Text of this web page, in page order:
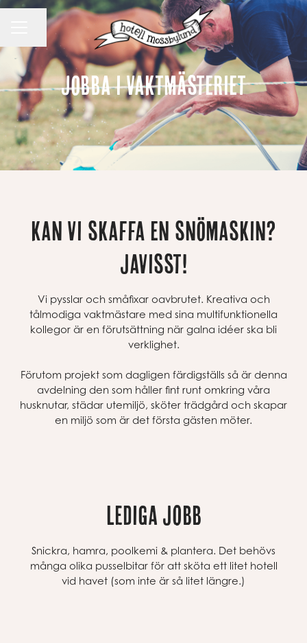
KARRIÄRMENY
Dela sidan
jobba i vaktmästeriet
kan vi skaffa en snömaskin?
Javisst!
Vi pysslar och småfixar oavbrutet. Kreativa och
tålmodiga vaktmästare med sina multifunktionella
kollegor är en förutsättning när galna idéer ska bli
verklighet.
Förutom projekt som dagligen färdigställs så är denna
avdelning den som håller fint runt omkring våra
husknutar, städar utemiljö, sköter trädgård och skapar
en miljö som är det första gästen möter.
LEDIGA JOBB
Snickra, hamra, poolkemi & plantera. Det behövs
många olika pusselbitar för att sköta ett litet hotell
vid havet (som inte är så litet längre.)